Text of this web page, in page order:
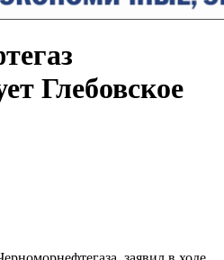
Глебовское